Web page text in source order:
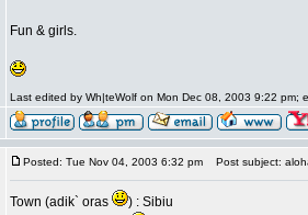
Fun & girls.
Last edited by Wh|teWolf on Mon Dec 08, 2003 9:22 pm;
Posted: Tue Nov 04, 2003 6:32 pm Post subject:
Town (adik` oras
) : Sibiu